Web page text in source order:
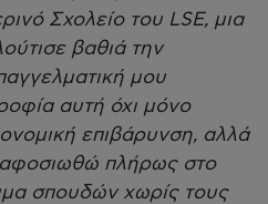
Σχολείο του LSE, μια
βαθιά την
μου
αυτή όχι μόνο
επιβάρυνση, αλλά
πλήρως στο
σπουδών χωρίς τους